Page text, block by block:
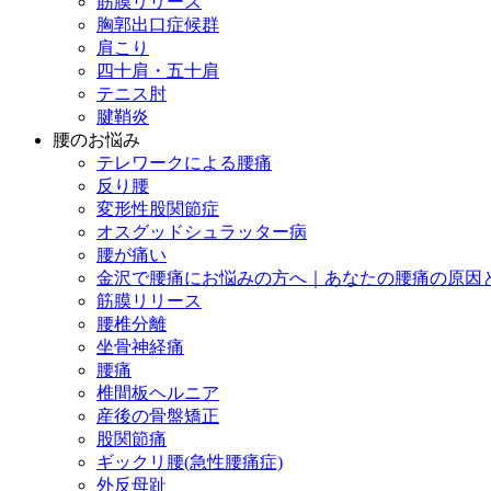
胸郭出口症候群
肩こり
四十肩・五十肩
テニス肘
腱鞘炎
腰のお悩み
テレワークによる腰痛
反り腰
変形性股関節症
オスグッドシュラッター病
腰が痛い
金沢で腰痛にお悩みの方へ｜あなたの腰痛の原因
筋膜リリース
腰椎分離
坐骨神経痛
腰痛
椎間板ヘルニア
産後の骨盤矯正
股関節痛
ギックリ腰(急性腰痛症)
外反母趾